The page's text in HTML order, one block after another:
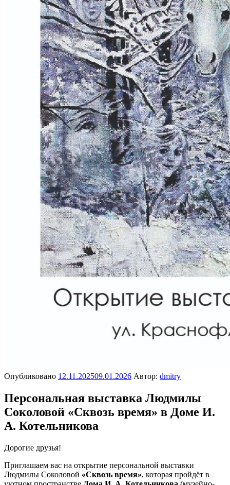
Опубликовано 12.11.202509.01.2026 Автор: dmitry
Персональная выставка Людмилы
Соколовой «Сквозь время» в Доме И.
А. Котельникова
Дорогие друзья!
Приглашаем вас на открытие персональной выставки
Людмилы Соколовой «Сквозь время», которая пройдёт в